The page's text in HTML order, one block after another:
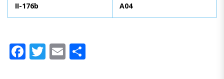
II-176b A04
Facebook
Twitter
Email